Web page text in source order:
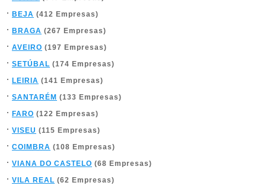
BEJA (412 Empresas)
BRAGA (267 Empresas)
AVEIRO (197 Empresas)
SETÚBAL (174 Empresas)
LEIRIA (141 Empresas)
SANTARÉM (133 Empresas)
FARO (122 Empresas)
VISEU (115 Empresas)
COIMBRA (108 Empresas)
VIANA DO CASTELO (68 Empresas)
VILA REAL (62 Empresas)